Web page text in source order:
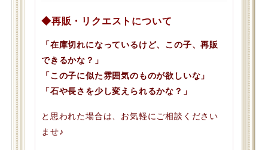
◆再販・リクエストについて
「在庫切れになっているけど、この子、再販
できるかな？」
「この子に似た雰囲気のものが欲しいな」
「石や長さを少し変えられるかな？」
と思われた場合は、お気軽にご相談ください
ませ♪